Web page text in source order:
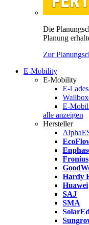
Die
Planung
Zur
E-Mobility
E-Mobility
E-
E-
alle anzeigen
Hersteller
Fronius
Hardy
Huawei
SAJ
SMA